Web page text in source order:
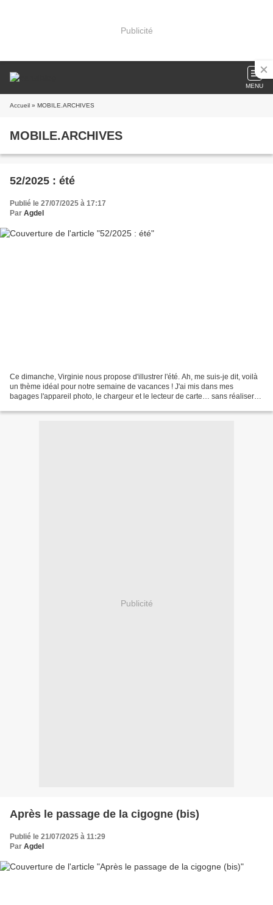
Publicité
MENU
Accueil » MOBILE.ARCHIVES
MOBILE.ARCHIVES
52/2025 : été
Publié le 27/07/2025 à 17:17
Par Agdel
Ce dimanche, Virginie nous propose d'illustrer l'été. Ah, me suis-je dit, voilà
un thème idéal pour notre semaine de vacances ! J'ai mis dans mes
bagages l'appareil photo, le chargeur et le lecteur de carte… sans réaliser
Publicité
Après le passage de la cigogne (bis)
Publié le 21/07/2025 à 11:29
Par Agdel